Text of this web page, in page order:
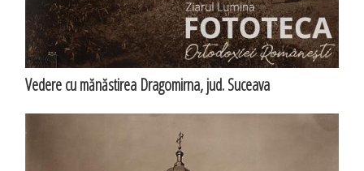
Vedere cu mănăstirea Dragomirna, jud. Suceava